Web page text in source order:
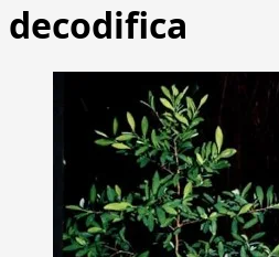
decodifica